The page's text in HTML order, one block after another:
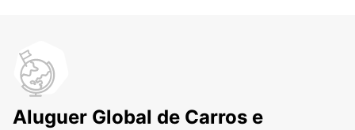
Aluguer Global de Carros e